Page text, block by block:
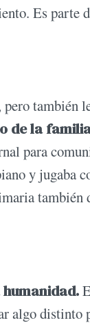
Es
también
de la
para
y jugaba
también
algo distinto